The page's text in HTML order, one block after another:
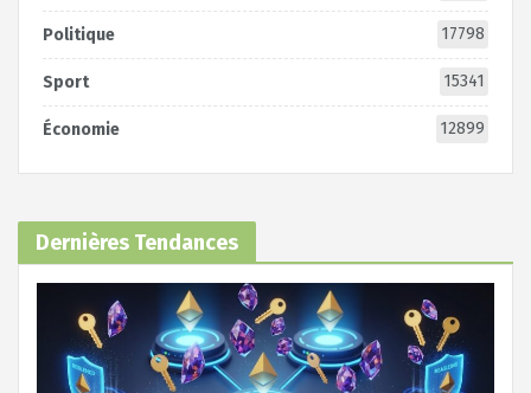
Politique 17798
Sport 15341
Économie 12899
Dernières Tendances